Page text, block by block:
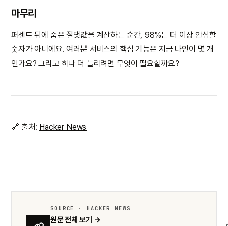
마무리
퍼센트 뒤에 숨은 절댓값을 계산하는 순간, 98%는 더 이상 안심할
숫자가 아니에요. 여러분 서비스의 핵심 기능은 지금 나인이 몇 개
인가요? 그리고 하나 더 늘리려면 무엇이 필요할까요?
🔗 출처: Hacker News
SOURCE · HACKER NEWS
원문 전체 보기 →